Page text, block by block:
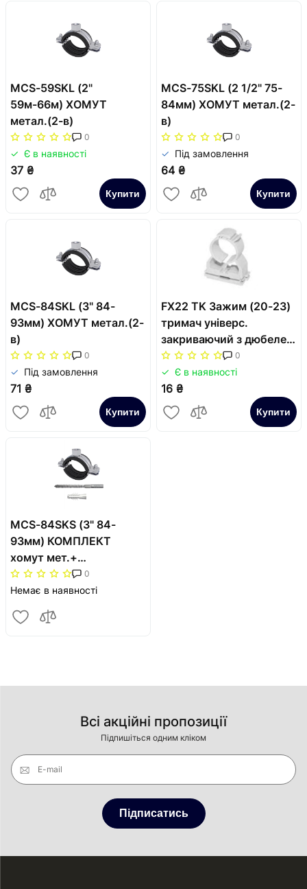
MCS-59SKL (2"
59м-66м) ХОМУТ
метал.(2-в)
0
Є в наявності
37 ₴
Купити
MCS-75SKL (2 1/2" 75-
84мм) ХОМУТ метал.(2-
в)
0
Під замовлення
64 ₴
Купити
MCS-84SKL (3" 84-
93мм) ХОМУТ метал.(2-
в)
0
Під замовлення
71 ₴
Купити
FX22 TK Зажим (20-23)
тримач універс.
закриваючий з дюбелем
Fix-Ekspres, беж
0
Є в наявності
16 ₴
Купити
MCS-84SKS (3" 84-
93мм) КОМПЛЕКТ
хомут мет.+
шуруп+дюбель (2в)
0
Немає в наявності
Всі акційні пропозиції
Підпишіться одним кліком
E-mail
Підписатись